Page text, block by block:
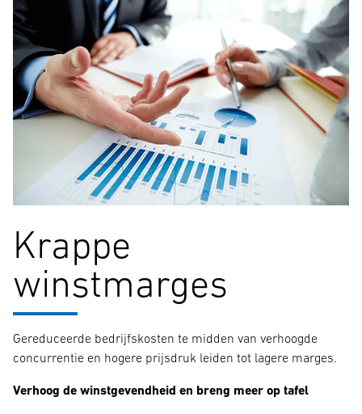
Krappe
winstmarges
Gereduceerde bedrijfskosten te midden van verhoogde
concurrentie en hogere prijsdruk leiden tot lagere marges.
Verhoog de winstgevendheid en breng meer op tafel